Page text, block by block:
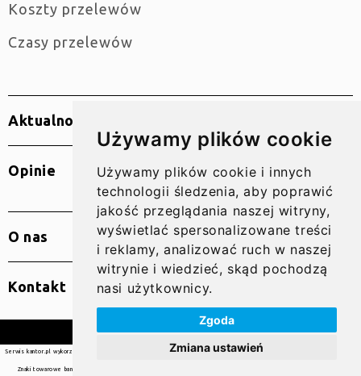
Używamy plików cookie
Używamy plików cookie i innych
technologii śledzenia, aby poprawić
jakość przeglądania naszej witryny,
wyświetlać spersonalizowane treści
i reklamy, analizować ruch w naszej
witrynie i wiedzieć, skąd pochodzą
nasi użytkownicy.
Zgoda
Zmiana ustawień
Koszty przelewów
Czasy przelewów
Aktualności
Opinie
O nas
Kontakt
© 2010 – 2026 SUPER GRUPA PL Sp. z o.o.
Serwis kantor.pl wykorzystuje pliki cookies. Użytkowanie serwisu oznacza zgodę na wykorzystywanie plików cookie. Więcej
Znaki towarowe banków są własnością ich właścicieli, a na stronach Serwisu zostały umieszczone jedynie w celach